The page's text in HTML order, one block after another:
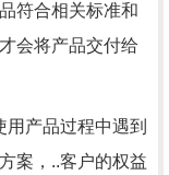
符合相关标准和
会将产品交付给
产品过程中遇到
案，..客户的权益